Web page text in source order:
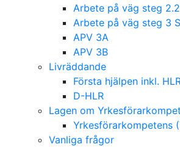
Arbete på väg steg 2.2
Arbete på väg steg 3
APV 3A
APV 3B
Livräddande
Första hjälpen inkl.
D-HLR
Lagen om
Yrkesförarkompetens
Vanliga frågor